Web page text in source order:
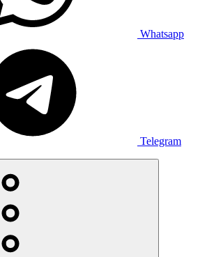
Whatsapp
Telegram